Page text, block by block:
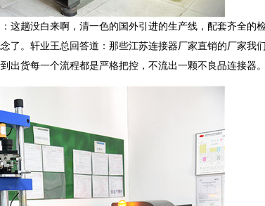
这趟没白来啊，清一色的国外引进的生产线，配套齐全的
了。轩业王总回答道：那些江苏连接器厂家直销的厂家我
货每一个流程都是严格把控，不流出一颗不良品连接器。